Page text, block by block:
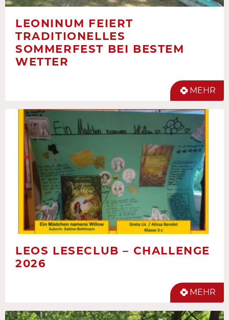
LEONINUM FEIERT
TRADITIONELLES
SOMMERFEST BEI BESTEM
WETTER
MEHR
LEOS LESECLUB – CHALLENGE
2026
MEHR